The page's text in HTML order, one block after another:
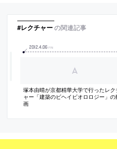
#レクチャーの関連記事
2012.4.06 FRI
塚本由晴が京都精華大学で行ったレク
ャー「建築のビヘイビオロロジー」の
画